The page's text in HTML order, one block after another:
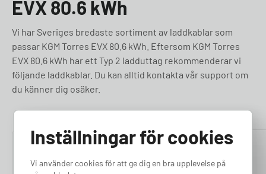
EVX 80.6 kWh
Vi har Sveriges bredaste sortiment av laddkablar som
passar KGM Torres EVX 80.6 kWh. Eftersom KGM Torres
EVX 80.6 kWh har ett Typ 2 ladduttag rekommenderar vi
följande laddkablar. Du kan alltid kontakta vår support om
du känner dig osäker.
4.76 4.50
Inställningar för cookies
Vi använder cookies för att ge dig en bra upplevelse på